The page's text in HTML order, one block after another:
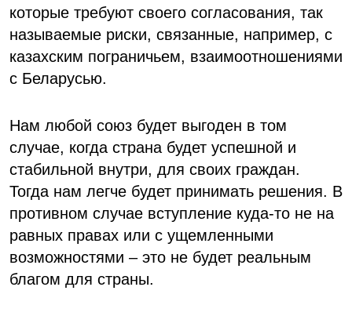
которые требуют своего согласования, так
называемые риски, связанные, например, с
казахским пограничьем, взаимоотношениями
с Беларусью.
Нам любой союз будет выгоден в том
случае, когда страна будет успешной и
стабильной внутри, для своих граждан.
Тогда нам легче будет принимать решения. В
противном случае вступление куда-то не на
равных правах или с ущемленными
возможностями – это не будет реальным
благом для страны.